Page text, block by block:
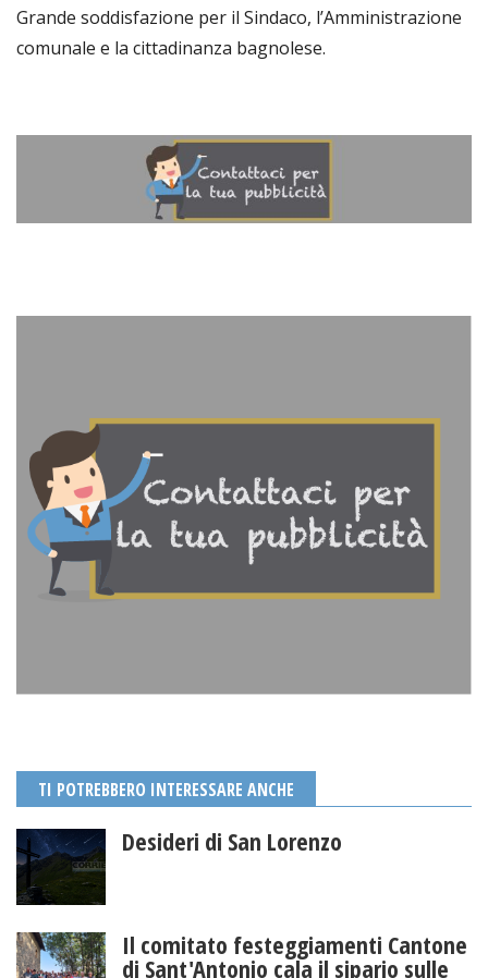
Grande soddisfazione per il Sindaco, l’Amministrazione
comunale e la cittadinanza bagnolese.
TI POTREBBERO INTERESSARE ANCHE
Desideri di San Lorenzo
Il comitato festeggiamenti Cantone
di Sant'Antonio cala il sipario sulle